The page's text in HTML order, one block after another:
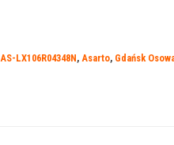
AS-LX106R04348N, Asarto, Gdańsk